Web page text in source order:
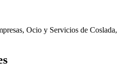
Ocio y Servicios de Coslada,